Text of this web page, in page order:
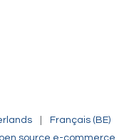
Français (BE)